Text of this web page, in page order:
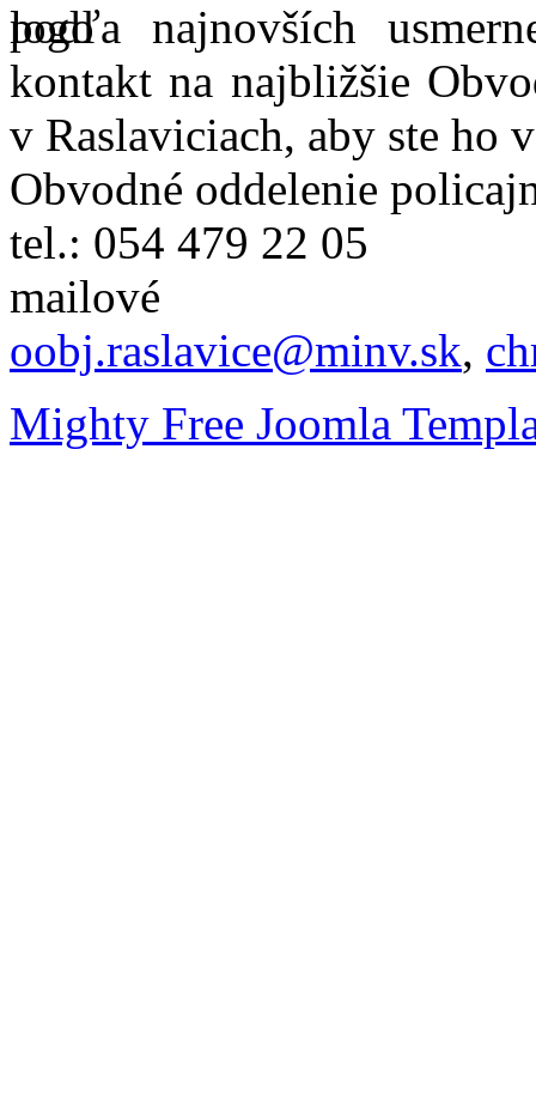
podľa najnovších
kontakt na najbližšie
v Raslaviciach, aby ste ho
Obvodné oddelenie
tel.: 054 479 22 05
oobj.raslavice@minv.sk,
Mighty Free Joomla